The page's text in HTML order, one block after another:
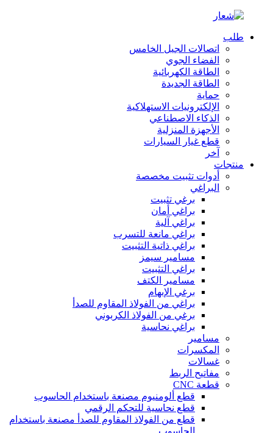
طلب
اتصالات الجيل الخامس
الفضاء الجوي
الطاقة الكهربائية
الطاقة الجديدة
حماية
الإلكترونيات الاستهلاكية
الذكاء الاصطناعي
الأجهزة المنزلية
قطع غيار السيارات
آخر
منتجات
أدوات تثبيت مخصصة
البراغي
برغي تثبيت
براغي أمان
براغي آلية
براغي مانعة للتسرب
براغي ذاتية التثبيت
مسامير سيمز
براغي التثبيت
مسامير الكتف
برغي الإبهام
براغي من الفولاذ المقاوم للصدأ
برغي من الفولاذ الكربوني
براغي نحاسية
مسامير
المكسرات
غسالات
مفاتيح الربط
قطعة CNC
قطع ألومنيوم مصنعة باستخدام الحاسوب
قطع نحاسية للتحكم الرقمي
قطع من الفولاذ المقاوم للصدأ مصنعة باستخدام
الحاسوب